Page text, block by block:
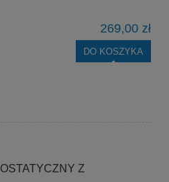
269,00 zł
DO KOSZYKA
Z